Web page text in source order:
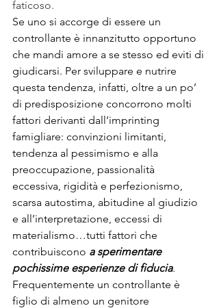
faticoso.
Se uno si accorge di essere un
controllante è innanzitutto opportuno
che mandi amore a se stesso ed eviti di
giudicarsi. Per sviluppare e nutrire
questa tendenza, infatti, oltre a un po’
di predisposizione concorrono molti
fattori derivanti dall’imprinting
famigliare: convinzioni limitanti,
tendenza al pessimismo e alla
preoccupazione, passionalità
eccessiva, rigidità e perfezionismo,
scarsa autostima, abitudine al giudizio
e all’interpretazione, eccessi di
materialismo…tutti fattori che
contribuiscono a sperimentare
pochissime esperienze di fiducia.
Frequentemente un controllante è
figlio di almeno un genitore